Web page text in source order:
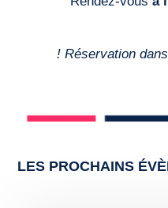
! Réservation
LES PROCHAINS